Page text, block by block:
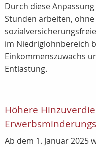
Durch diese
Stunden arbeiten,
im Niedriglohnbereich
Einkommenszuwachs
Entlastung.
Höhere
Ab dem 1. Januar 2025